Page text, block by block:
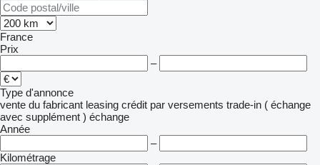
France
Prix
–
Type d'annonce
vente du fabricant leasing crédit par versements trade-in ( échange
avec supplément ) échange
Année
–
Kilométrage